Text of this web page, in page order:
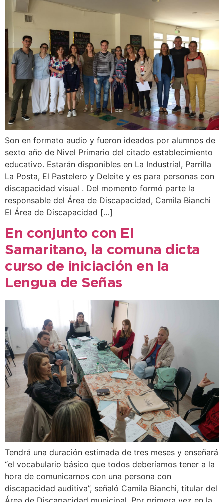
Son en formato audio y fueron ideados por alumnos de
sexto año de Nivel Primario del citado establecimiento
educativo. Estarán disponibles en La Industrial, Parrilla
La Posta, El Pastelero y Deleite y es para personas con
discapacidad visual . Del momento formó parte la
responsable del Área de Discapacidad, Camila Bianchi
El Área de Discapacidad […]
En conjunto con El
Samaritano, la comuna dicta
curso de iniciación en la
Lengua de Señas
Tendrá una duración estimada de tres meses y enseñará
“el vocabulario básico que todos deberíamos tener a la
hora de comunicarnos con una persona con
discapacidad auditiva”, señaló Camila Bianchi, titular del